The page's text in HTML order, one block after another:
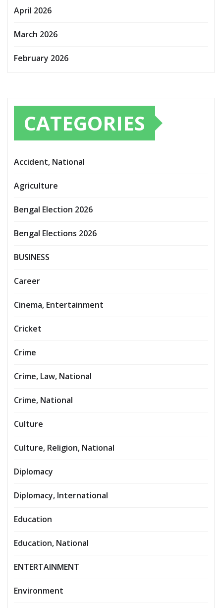
April 2026
March 2026
February 2026
CATEGORIES
Accident, National
Agriculture
Bengal Election 2026
Bengal Elections 2026
BUSINESS
Career
Cinema, Entertainment
Cricket
Crime
Crime, Law, National
Crime, National
Culture
Culture, Religion, National
Diplomacy
Diplomacy, International
Education
Education, National
ENTERTAINMENT
Environment